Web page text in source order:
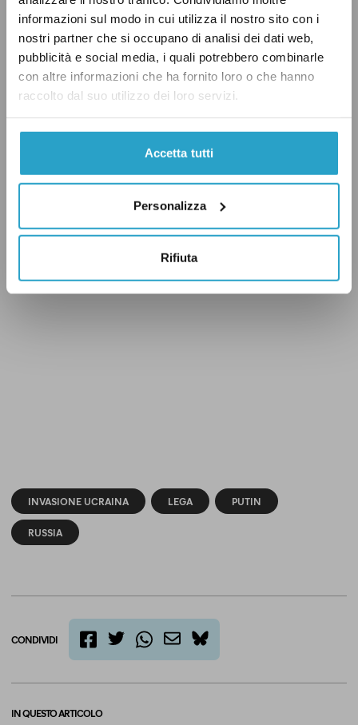
informazioni sul modo in cui utilizza il nostro sito con i
nostri partner che si occupano di analisi dei dati web,
pubblicità e social media, i quali potrebbero combinarle
con altre informazioni che ha fornito loro o che hanno
raccolto dal suo utilizzo dei loro servizi.
Accetta tutti
Personalizza
Rifiuta
«identità, radici, di popoli».
INVASIONE UCRAINA LEGA PUTIN
RUSSIA
CONDIVIDI
bluesky
IN QUESTO ARTICOLO